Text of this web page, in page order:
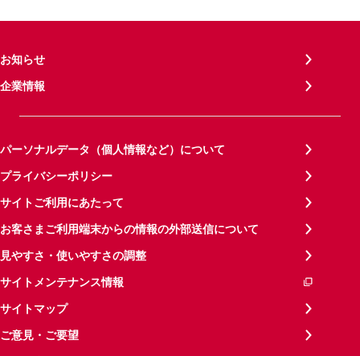
お知らせ
企業情報
パーソナルデータ（個人情報など）について
プライバシーポリシー
サイトご利用にあたって
お客さまご利用端末からの情報の外部送信について
見やすさ・使いやすさの調整
サイトメンテナンス情報
サイトマップ
ご意見・ご要望